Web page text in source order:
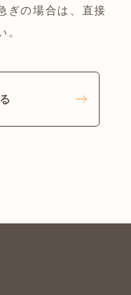
ぎの場合は、直接
。